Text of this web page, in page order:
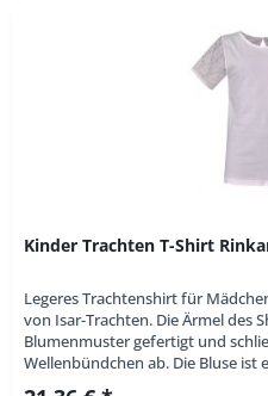
Kinder Trachten T-Shirt
Legeres Trachtenshirt für
von Isar-Trachten. Die Ärmel des
Blumenmuster gefertigt und
Wellenbündchen ab. Die Bluse ist